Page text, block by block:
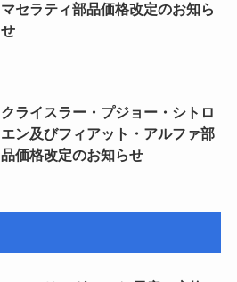
マセラティ部品価格改定のお知ら
せ
クライスラー・プジョー・シトロ
エン及びフィアット・アルファ部
品価格改定のお知らせ